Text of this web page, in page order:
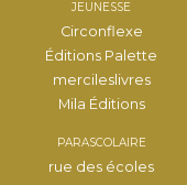
JEUNESSE
Circonflexe
Éditions Palette
mercileslivres
Mila Éditions
PARASCOLAIRE
rue des écoles